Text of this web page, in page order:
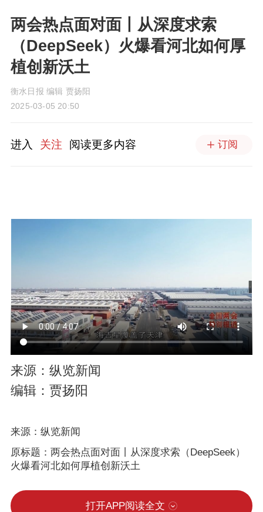
两会热点面对面丨从深度求索
（DeepSeek）火爆看河北如何厚
植创新沃土
衡水日报 编辑 贾扬阳
2025-03-05 20:50
进入 关注 阅读更多内容 订阅
来源：纵览新闻
编辑：贾扬阳
来源：纵览新闻
原标题：两会热点面对面丨从深度求索（DeepSeek）
火爆看河北如何厚植创新沃土
打开APP阅读全文